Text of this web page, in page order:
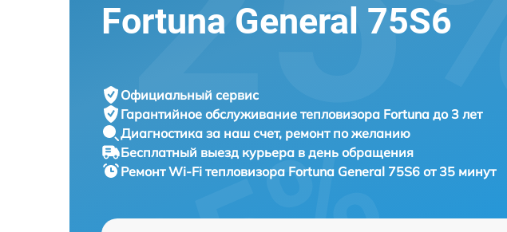
Fortuna General 75S6
Официальный сервис
Гарантийное обслуживание тепловизора Fortuna до 3 лет
Диагностика за наш счет, ремонт по желанию
Бесплатный выезд курьера в день обращения
Ремонт Wi-Fi тепловизора Fortuna General 75S6 от 35 минут